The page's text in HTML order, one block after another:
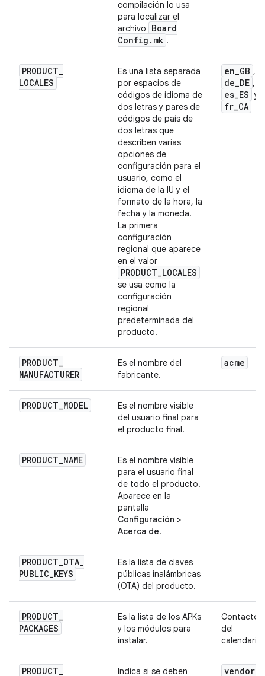
compilación lo usa
para localizar el
archivo
Board
Config . mk .
PRODUCT_
LOCALES
Es una lista separada
por espacios de
códigos de idioma de
dos letras y pares de
códigos de país de
dos letras que
describen varias
opciones de
configuración para el
usuario, como el
idioma de la IU y el
formato de la hora, la
fecha y la moneda.
La primera
configuración
regional que aparece
en el valor
PRODUCT_LOCALES
se usa como la
configuración
regional
predeterminada del
producto.
en_GB ,
de_DE ,
es_ES y
fr_CA
PRODUCT_
MANUFACTURER
Es el nombre del
fabricante.
acme
PRODUCT_MODEL
Es el nombre visible
del usuario final para
el producto final.
PRODUCT_NAME
Es el nombre visible
para el usuario final
de todo el producto.
Aparece en la
pantalla
Configuración >
Acerca de.
PRODUCT_OTA_
PUBLIC_KEYS
Es la lista de claves
públicas inalámbricas
(OTA) del producto.
PRODUCT_
PACKAGES
Es la lista de los APKs
y los módulos para
instalar.
Contactos
del
calendario
PRODUCT_
Indica si se deben
vendor